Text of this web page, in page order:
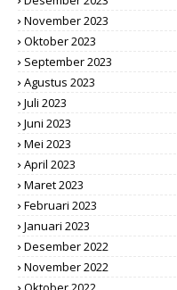
November 2023
Oktober 2023
September 2023
Agustus 2023
Juli 2023
Juni 2023
Mei 2023
April 2023
Maret 2023
Februari 2023
Januari 2023
Desember 2022
November 2022